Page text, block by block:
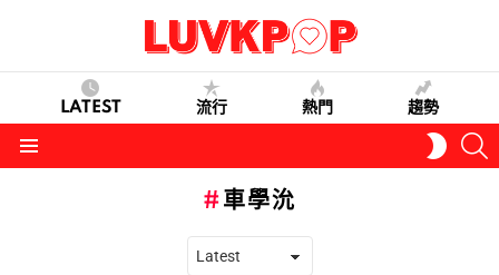
LATEST 流行 熱門 趨勢
SKIN
車學沇